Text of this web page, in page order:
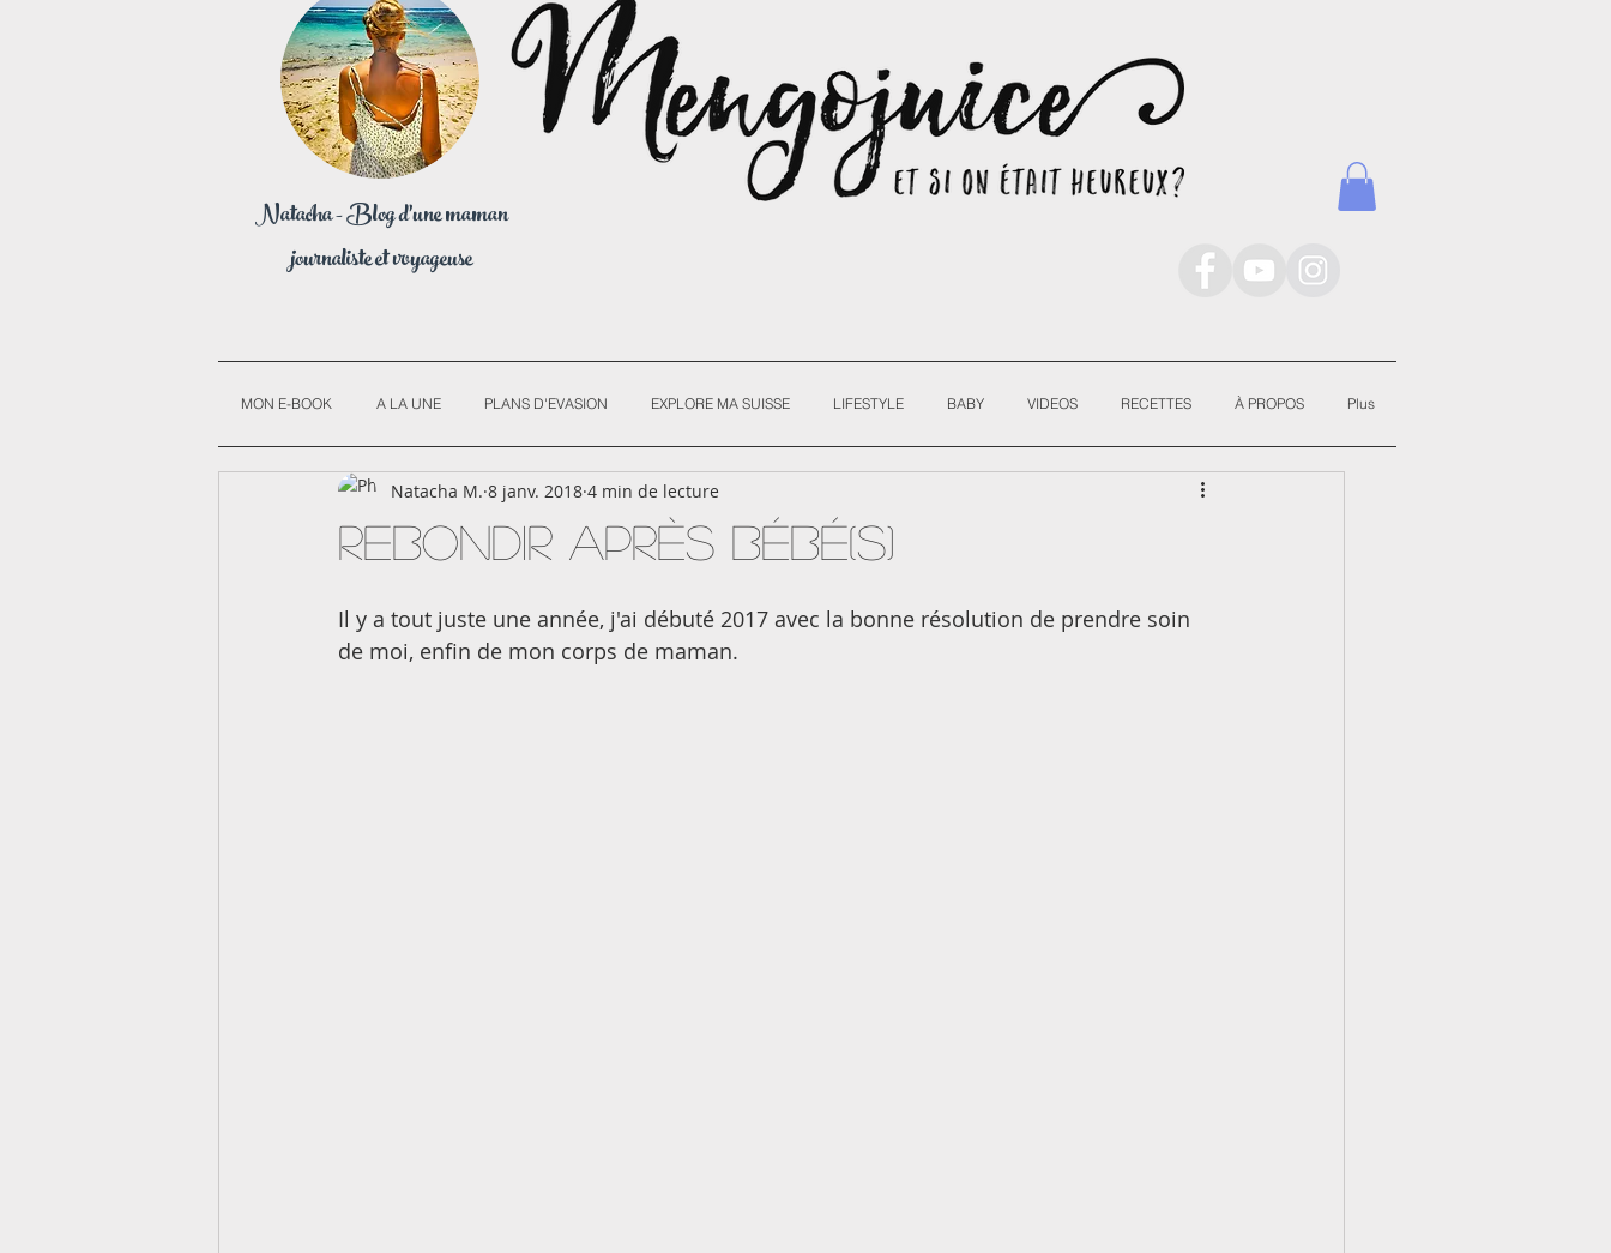
Natacha - Blog d'une maman
journaliste et voyageuse
MON E-BOOK A LA UNE PLANS D'EVASION EXPLORE MA SUISSE LIFESTYLE BABY VIDEOS RECETTES À PROPOS Plus
Rebondir après bébé(s)
Natacha M. 8 janv. 2018 4 min de lecture
Il y a tout juste une année, j'ai débuté 2017 avec la bonne résolution de prendre soin
de moi, enfin de mon corps de maman.